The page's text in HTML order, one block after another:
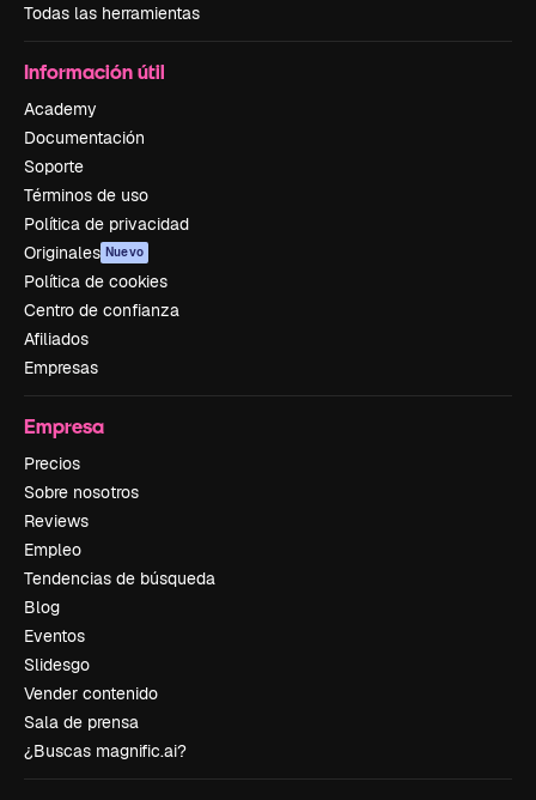
Todas las herramientas
Información útil
Academy
Documentación
Soporte
Términos de uso
Política de privacidad
Originales Nuevo
Política de cookies
Centro de confianza
Afiliados
Empresas
Empresa
Precios
Sobre nosotros
Reviews
Empleo
Tendencias de búsqueda
Blog
Eventos
Slidesgo
Vender contenido
Sala de prensa
¿Buscas magnific.ai?